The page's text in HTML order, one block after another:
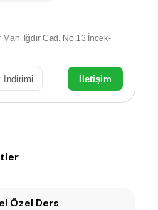
Mah. Iğdır Cad. No:13 İncek-
İndirimi İletişim
Özel Ders